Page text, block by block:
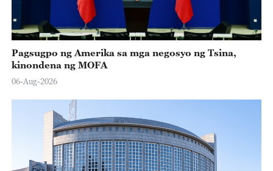
Pagsugpo ng Amerika sa mga negosyo ng Tsina,
kinondena ng MOFA
06-Aug-2026